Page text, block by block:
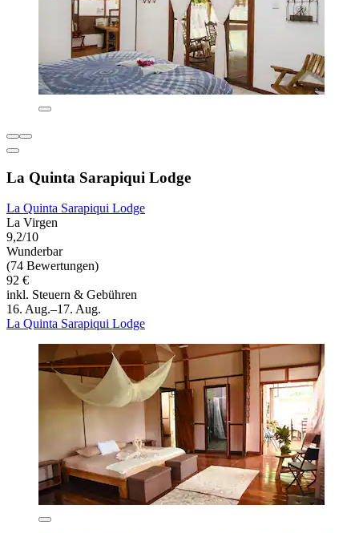
La Quinta Sarapiqui Lodge
La Quinta Sarapiqui Lodge
La Virgen
9,2/10
Wunderbar
(74 Bewertungen)
92 €
inkl. Steuern & Gebühren
16. Aug.–17. Aug.
La Quinta Sarapiqui Lodge